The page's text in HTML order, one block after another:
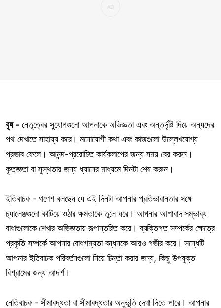
বৃষ - নেতৃত্বের সুযোগগুলো আপনাকে অভিজ্ঞতা এবং অন্তর্দৃষ্টি দিয়ে অন্যদের
পথ দেখাতে সাহায্য করে। মনোযোগী কথা এবং কাজগুলো উল্লেখযোগ্য
প্রভাব ফেলে। আনন্দ-প্ররোচিত কার্যকলাপের জন্য সময় বের করুন।
কৃতজ্ঞতা বা সুস্থতার জন্য ধ্যানের মাধ্যমে দিনটা শেষ করুন।
ইতিবাচক - গণেশ বলছেন যে এই দিনটা আপনার প্রতিভাবানতার সঙ্গে
চ্যালেঞ্জগুলো কাটিয়ে ওঠার ক্ষমতাকে তুলে ধরে। আপনার আশাবাদ সম্ভাব্য
বাধাগুলোকে শেখার অভিজ্ঞতায় রূপান্তরিত করে। ব্যক্তিগত সম্পর্কের ক্ষেত্রে
প্রকৃতি সম্পর্কে আপনার বোধগম্যতা বন্ধনকে আরও গভীর করে। সন্ধেটি
আপনার ইতিবাচক পরিবর্তনগুলো নিয়ে চিন্তা করার জন্য, কিছু উপযুক্ত
বিশ্রামের জন্য আদর্শ।
নেতিবাচক - সীমাবদ্ধতা বা সীমাবদ্ধতার অনুভূতি দেখা দিতে পারে। আপনার